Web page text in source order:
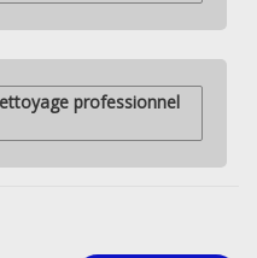
professionnel